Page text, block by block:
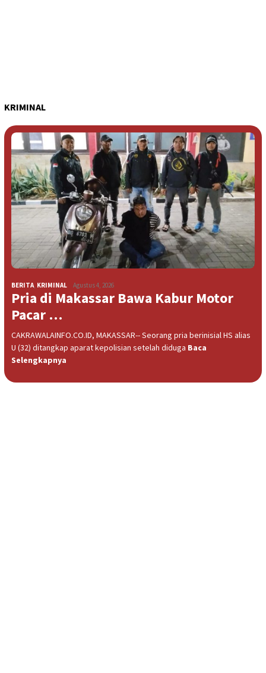
KRIMINAL
BERITA, KRIMINAL Agustus 4, 2026
Pria di Makassar Bawa Kabur Motor
Pacar …
CAKRAWALAINFO.CO.ID, MAKASSAR-- Seorang pria berinisial HS alias
U (32) ditangkap aparat kepolisian setelah diduga Baca
Selengkapnya